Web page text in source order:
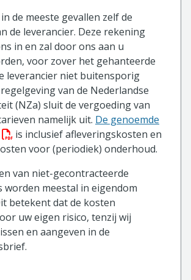
de meeste gevallen zelf de
de leverancier. Deze rekening
in en zal door ons aan u
voor zover het gehanteerde
leverancier niet buitensporig
van de Nederlandse
(NZa) sluit de vergoeding van
namelijk uit. De genoemde
bestand, download bestand)
is inclusief afleveringskosten en
voor (periodiek) onderhoud.
van niet-gecontracteerde
worden meestal in eigendom
betekent dat de kosten
uw eigen risico, tenzij wij
en aangeven in de